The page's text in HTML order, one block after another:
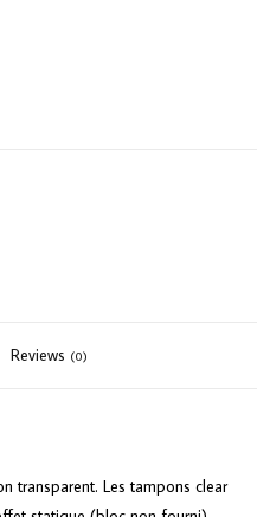
Reviews (0)
transparent. Les tampons clear